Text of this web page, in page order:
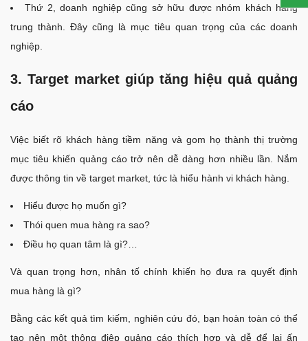
Thứ 2, doanh nghiệp cũng sở hữu được nhóm khách hàng
trung thành. Đây cũng là mục tiêu quan trọng của các doanh
nghiệp.
3. Target market giúp tăng hiệu quả quảng
cáo
Việc biết rõ khách hàng tiềm năng và gom họ thành thị trường
mục tiêu khiến quảng cáo trở nên dễ dàng hơn nhiều lần. Nắm
được thông tin về target market, tức là hiểu hành vi khách hàng.
Hiểu được họ muốn gì?
Thói quen mua hàng ra sao?
Điều họ quan tâm là gì?…
Và quan trọng hơn, nhân tố chính khiến họ đưa ra quyết định
mua hàng là gì?
Bằng các kết quả tìm kiếm, nghiên cứu đó, bạn hoàn toàn có thể
tạo nên một thông điệp quảng cáo thích hợp và dễ để lại ấn